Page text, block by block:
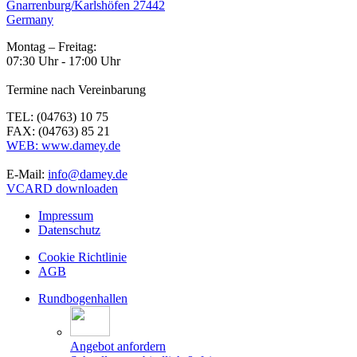
Gnarrenburg/Karlshöfen 27442
Germany
Montag – Freitag:
07:30 Uhr - 17:00 Uhr
Termine nach Vereinbarung
TEL: (04763) 10 75
FAX: (04763) 85 21
WEB: www.damey.de
E-Mail: info@damey.de
VCARD downloaden
Impressum
Datenschutz
Cookie Richtlinie
AGB
Rundbogenhallen
Angebot anfordern